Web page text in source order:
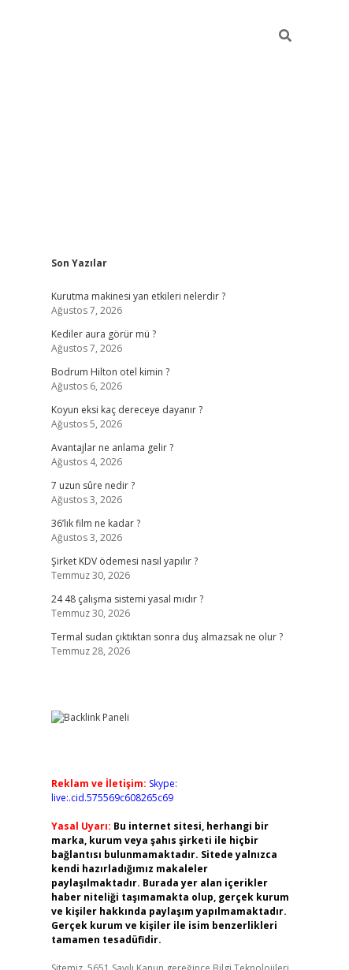
Sidebar
Son Yazılar
Kurutma makinesi yan etkileri nelerdir ?
Ağustos 7, 2026
Kediler aura görür mü ?
Ağustos 7, 2026
Bodrum Hilton otel kimin ?
Ağustos 6, 2026
Koyun eksi kaç dereceye dayanır ?
Ağustos 5, 2026
Avantajlar ne anlama gelir ?
Ağustos 4, 2026
7 uzun sûre nedir ?
Ağustos 3, 2026
36’lık film ne kadar ?
Ağustos 3, 2026
Şirket KDV ödemesi nasıl yapılır ?
Temmuz 30, 2026
24 48 çalışma sistemi yasal mıdır ?
Temmuz 30, 2026
Termal sudan çıktıktan sonra duş almazsak ne olur ?
Temmuz 28, 2026
Reklam ve İletişim: Skype:
live:.cid.575569c608265c69
Yasal Uyarı: Bu internet sitesi, herhangi bir
marka, kurum veya şahıs şirketi ile hiçbir
bağlantısı bulunmamaktadır. Sitede yalnızca
kendi hazırladığımız makaleler
paylaşılmaktadır. Burada yer alan içerikler
haber niteliği taşımamakta olup, gerçek kurum
ve kişiler hakkında paylaşım yapılmamaktadır.
Gerçek kurum ve kişiler ile isim benzerlikleri
tamamen tesadüfidir.
ilbetbetci